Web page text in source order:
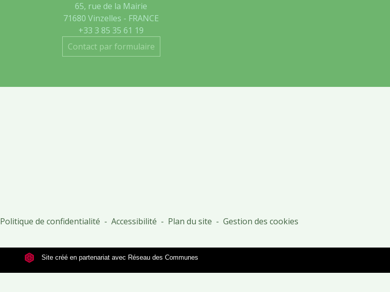
65, rue de la Mairie
71680 Vinzelles - FRANCE
+33 3 85 35 61 19
Contact par formulaire
Politique de confidentialité - Accessibilité - Plan du site - Gestion des cookies
Site créé en partenariat avec Réseau des Communes